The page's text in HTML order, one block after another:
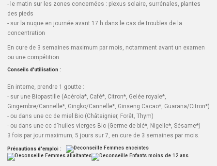
- le matin sur les zones concernées : plexus solaire, surrénales, plantes
des pieds
- sur la nuque en journée avant 17 h dans le cas de troubles de la
concentration
En cure de 3 semaines maximum par mois, notamment avant un examen
ou une compétition.
Conseils d'utilisation :
En interne, prendre 1 goutte :
- sur une Biopastille (Acérola*, Café*, Citron*, Gelée royale*,
Gingembre/Cannelle*, Gingko/Cannelle*, Ginseng Cacao*, Guarana/Citron*)
- ou dans une cc de miel Bio (Châtaignier, Forêt, Thym)
- ou dans une cc d'huiles vierges Bio (Germe de blé*, Nigelle*, Sésame*)
3 fois par jour maximum, 5 jours sur 7, en cure de 3 semaines par mois.
Précautions d'emploi :